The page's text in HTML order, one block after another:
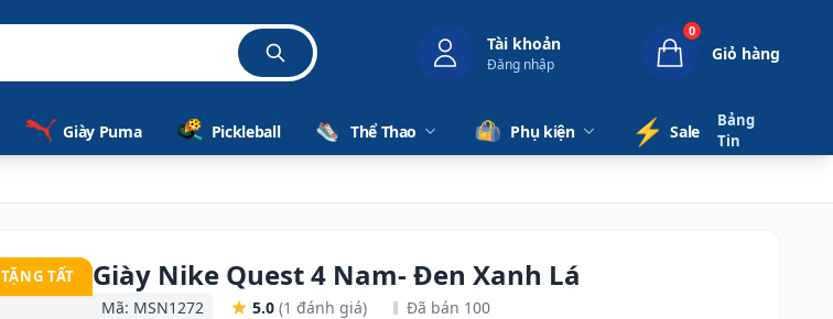
Tài khoản
Đăng nhập
0
Giỏ hàng
Giày Puma Pickleball Thể Thao Phụ kiện ⚡️ Sale
Bảng
Tin
TẶNG TẤT Giày Nike Quest 4 Nam- Đen Xanh Lá
Mã: MSN1272 5.0 (1 đánh giá) Đã bán 100